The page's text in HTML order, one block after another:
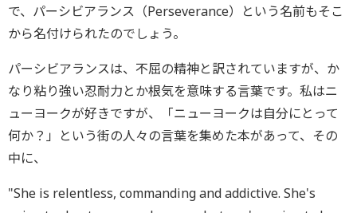
で、パーシビアランス（Perseverance）という名前もそこ
から名付けられたのでしょう。
パーシビアランスは、不屈の精神と訳されていますが、か
なり粘り強い忍耐力とか根気を意味する言葉です。私はニ
ューヨークが好きですが、「ニューヨークは自分にとって
何か？」という街の人々の言葉を集めた本があって、その
中に、
"She is relentless, commanding and addictive. She's